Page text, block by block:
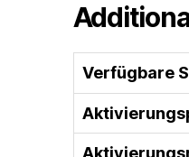
Verfügbare